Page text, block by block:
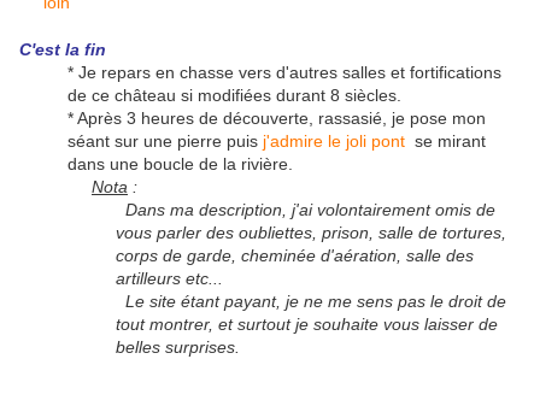
C'est la fin
* Je repars en chasse vers d'autres salles et fortifications
de ce château si modifiées durant 8 siècles.
* Après 3 heures de découverte, rassasié, je pose mon
séant sur une pierre puis j'admire le joli pont se mirant
dans une boucle de la rivière.
Nota :
Dans ma description, j'ai volontairement omis de
vous parler des oubliettes, prison, salle de tortures,
corps de garde, cheminée d'aération, salle des
artilleurs etc...
Le site étant payant, je ne me sens pas le droit de
tout montrer, et surtout je souhaite vous laisser de
belles surprises.